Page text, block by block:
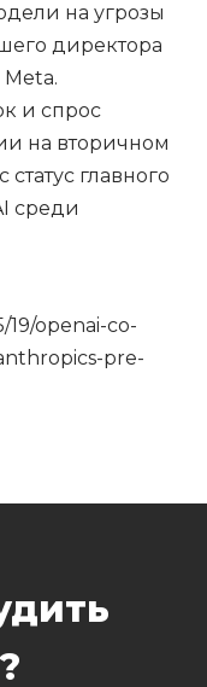
на угрозы
директора
и спрос
на вторичном
главного
среди
openai-co-
pre-